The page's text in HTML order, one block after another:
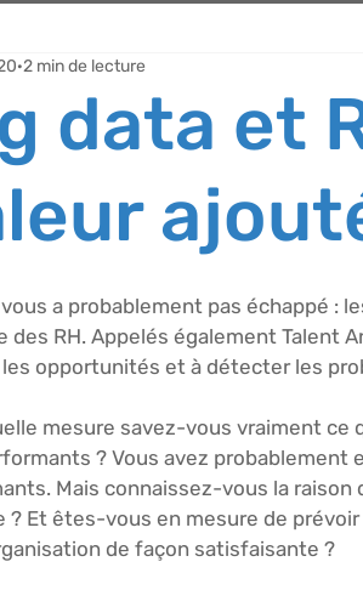
data et
2 min de lecture
a probablement pas échappé :
des RH. Appelés également Talent
opportunités et à détecter les
mesure savez-vous vraiment ce
? Vous avez
Mais connaissez-vous la
? Et êtes-vous en mesure de
de façon satisfaisante ?